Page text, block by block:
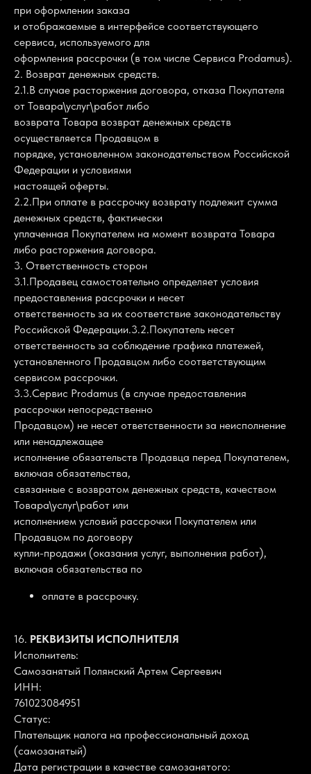
при оформлении заказа
и отображаемые в интерфейсе соответствующего
сервиса, используемого для
оформления рассрочки (в том числе Сервиса Prodamus).
2. Возврат денежных средств.
2.1.В случае расторжения договора, отказа Покупателя
от Товара\услуг\работ либо
возврата Товара возврат денежных средств
осуществляется Продавцом в
порядке, установленном законодательством Российской
Федерации и условиями
настоящей оферты.
2.2.При оплате в рассрочку возврату подлежит сумма
денежных средств, фактически
уплаченная Покупателем на момент возврата Товара
либо расторжения договора.
3. Ответственность сторон
3.1.Продавец самостоятельно определяет условия
предоставления рассрочки и несет
ответственность за их соответствие законодательству
Российской Федерации.3.2.Покупатель несет
ответственность за соблюдение графика платежей,
установленного Продавцом либо соответствующим
сервисом рассрочки.
3.3.Сервис Prodamus (в случае предоставления
рассрочки непосредственно
Продавцом) не несет ответственности за неисполнение
или ненадлежащее
исполнение обязательств Продавца перед Покупателем,
включая обязательства,
связанные с возвратом денежных средств, качеством
Товара\услуг\работ или
исполнением условий рассрочки Покупателем или
Продавцом по договору
купли-продажи (оказания услуг, выполнения работ),
включая обязательства по
оплате в рассрочку.
16. РЕКВИЗИТЫ ИСПОЛНИТЕЛЯ
Исполнитель:
Самозанятый Полянский Артем Сергеевич
ИНН:
761023084951
Статус:
Плательщик налога на профессиональный доход
(самозанятый)
Дата регистрации в качестве самозанятого: